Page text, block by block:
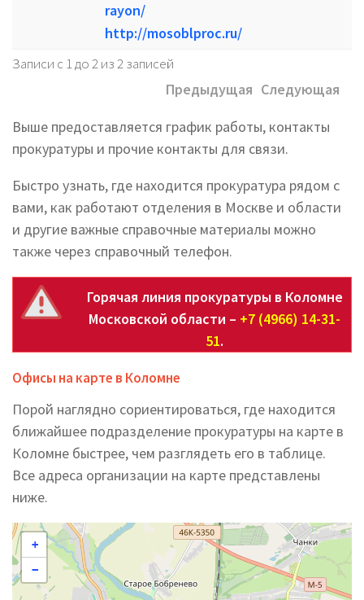
rayon/
http://mosoblproc.ru/
Записи с 1 до 2 из 2 записей
Предыдущая Следующая
Выше предоставляется график работы, контакты
прокуратуры и прочие контакты для связи.
Быстро узнать, где находится прокуратура рядом с
вами, как работают отделения в Москве и области
и другие важные справочные материалы можно
также через справочный телефон.
Горячая линия прокуратуры в Коломне
Московской области – +7 (4966) 14-31-
51.
Офисы на карте в Коломне
Порой наглядно сориентироваться, где находится
ближайшее подразделение прокуратуры на карте в
Коломне быстрее, чем разглядеть его в таблице.
Все адреса организации на карте представлены
ниже.
+
−